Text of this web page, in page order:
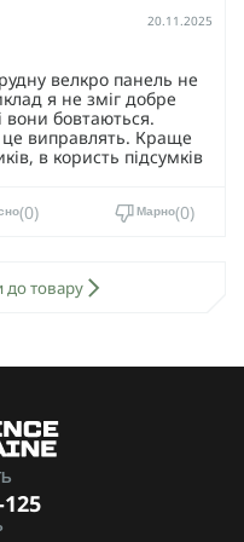
см, (ESAPI, SAPI
олива, чорний.
20.11.2025
велкро панель не
я не зміг добре
вони бовтаються.
виправлять. Краще
в користь підсумків
0 Марно 0
до товару